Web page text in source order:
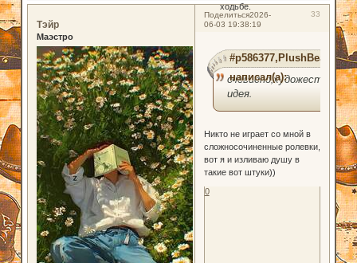
ходьбе.
Поделиться 33
2026-
06-03 19:38:19
Тэйр
Маэстро
#p586377,PlushBear
написал(а):
очевидно,художественная
идея.
Никто не играет со мной в
сложносочиненные ролевки,
вот я и изливаю душу в
такие вот штуки))
0